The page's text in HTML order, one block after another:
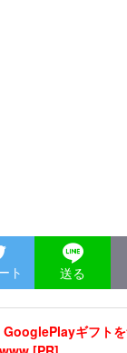
ト 送る
GooglePlayギフト